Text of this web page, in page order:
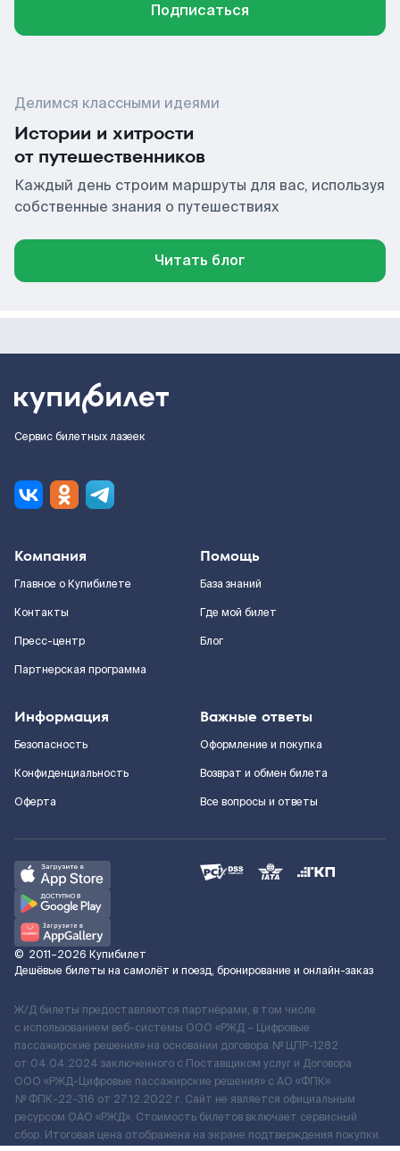
Подписаться
Делимся классными идеями
Истории и хитрости
от путешественников
Каждый день строим маршруты для вас, используя
собственные знания о путешествиях
Читать блог
Сервис билетных лазеек
Компания
Главное о Купибилете
Контакты
Пресс-центр
Партнерская программа
Помощь
База знаний
Где мой билет
Блог
Информация
Безопасность
Конфиденциальность
Оферта
Важные ответы
Оформление и покупка
Возврат и обмен билета
Все вопросы и ответы
© 2011–2026 Купибилет
Дешёвые билеты на самолёт и поезд, бронирование и онлайн-заказ
Ж/Д билеты предоставляются партнёрами, в том числе
с использованием веб-системы ООО «РЖД – Цифровые
пассажирские решения» на основании договора № ЦПР-1282
от 04.04.2024 заключенного с Поставщиком услуг и Договора
ООО «РЖД-Цифровые пассажирские решения» c АО «ФПК»
№ ФПК-22-316 от 27.12.2022 г. Сайт не является официальным
ресурсом ОАО «РЖД». Стоимость билетов включает сервисный
сбор. Итоговая цена отображена на экране подтверждения покупки.